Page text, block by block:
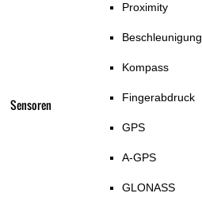
Sensoren
Proximity
Kompass
Fingerabdruck
GPS
A-GPS
GLONASS